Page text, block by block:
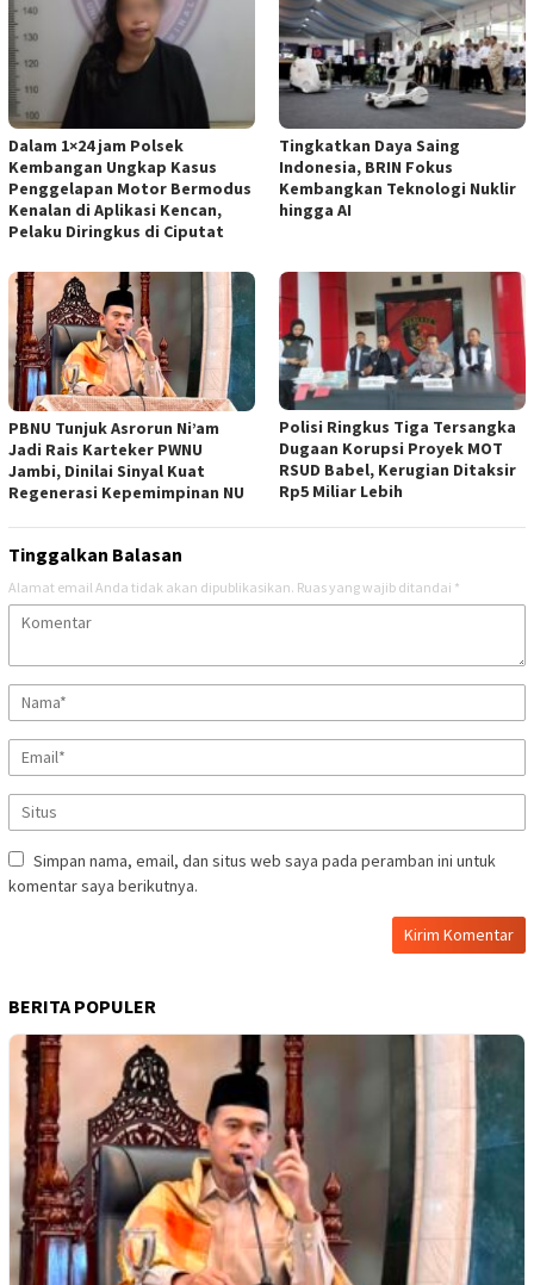
Dalam 1×24 jam Polsek
Kembangan Ungkap Kasus
Penggelapan Motor Bermodus
Kenalan di Aplikasi Kencan,
Pelaku Diringkus di Ciputat
Tingkatkan Daya Saing
Indonesia, BRIN Fokus
Kembangkan Teknologi Nuklir
hingga AI
PBNU Tunjuk Asrorun Ni’am
Jadi Rais Karteker PWNU
Jambi, Dinilai Sinyal Kuat
Regenerasi Kepemimpinan NU
Polisi Ringkus Tiga Tersangka
Dugaan Korupsi Proyek MOT
RSUD Babel, Kerugian Ditaksir
Rp5 Miliar Lebih
Tinggalkan Balasan
Alamat email Anda tidak akan dipublikasikan. Ruas yang wajib ditandai *
Simpan nama, email, dan situs web saya pada peramban ini untuk
komentar saya berikutnya.
BERITA POPULER